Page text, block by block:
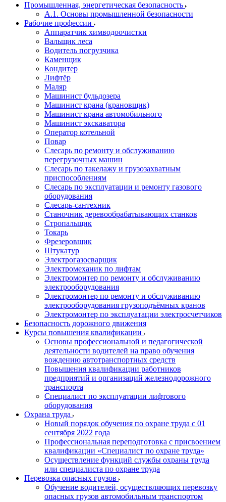
Промышленная, энергетическая безопасность
А.1. Основы промышленной безопасности
Рабочие профессии
Аппаратчик химводоочистки
Вальщик леса
Водитель погрузчика
Каменщик
Кондитер
Лифтёр
Маляр
Машинист бульдозера
Машинист крана (крановщик)
Машинист крана автомобильного
Машинист экскаватора
Оператор котельной
Повар
Слесарь по ремонту и обслуживанию
перегрузочных машин
Слесарь по такелажу и грузозахватным
приспособлениям
Слесарь по эксплуатации и ремонту газового
оборудования
Слесарь-сантехник
Станочник деревообрабатывающих станков
Стропальщик
Токарь
Фрезеровщик
Штукатур
Электрогазосварщик
Электромеханик по лифтам
Электромонтер по ремонту и обслуживанию
электрооборудования
Электромонтер по ремонту и обслуживанию
электрооборудования грузоподъёмных кранов
Электромонтер по эксплуатации электросчетчиков
Безопасность дорожного движения
Курсы повышения квалификации
Основы профессиональной и педагогической
деятельности водителей на право обучения
вождению автотранспортных средств
Повышения квалификации работников
предприятий и организаций железнодорожного
транспорта
Специалист по эксплуатации лифтового
оборудования
Охрана труда
Новый порядок обучения по охране труда с 01
сентября 2022 года
Профессиональная переподготовка с присвоением
квалификации «Специалист по охране труда»
Осуществление функций службы охраны труда
или специалиста по охране труда
Перевозка опасных грузов
Обучение водителей, осуществляющих перевозку
опасных грузов автомобильным транспортом